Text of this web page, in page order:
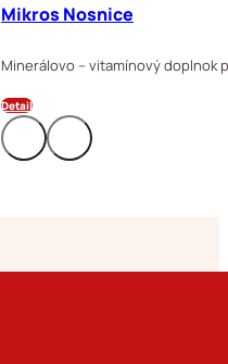
Mikros Nosnice
Minerálovo – vitamínový doplnok
Detail